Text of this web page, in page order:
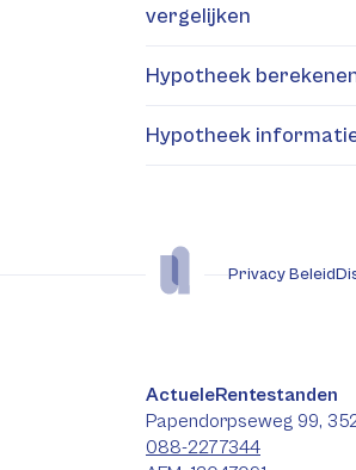
vergelijken
Hypotheek
Hypotheek
Privacy Beleid
ActueleRentestanden
Papendorpseweg 99,
088-2277344